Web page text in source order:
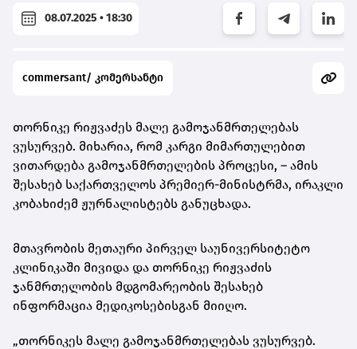
08.07.2025 • 18:30
commersant/ კომერსანტი
თორნიკე რიჟვაძეს მალე გამოჯანმრთელებას
ვუსურვებ. მიხარია, რომ კარგი მიმართულებით
ვითარდება გამოჯანმრთელების პროცესი, – ამის
შესახებ საქართველოს პრემიერ-მინისტრმა, ირაკლი
კობახიძემ ჟურნალისტებს განუცხადა.
მთავრობის მეთაური პირველ საუნივერსიტეტო
კლინიკაში მივიდა და თორნიკე რიჟვაძის
ჯანმრთელობის მდგომარეობის შესახებ
ინფორმაცია მედიკოსებისგან მიიღო.
„თორნიკეს მალე გამოჯანმრთელებას ვუსურვებ.